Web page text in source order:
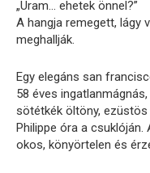
„Uram… ehetek önnel?”
A hangja remegett, lágy
meghallják.
Egy elegáns san
58 éves
sötétkék öltöny, ezüstös
Philippe óra a csuklóján.
okos, könyörtelen és